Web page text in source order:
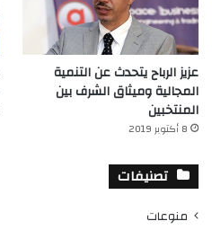
عزيز الرباح يتحدث عن التنمية
المجالية وميثاق الشرف بين
المنتخبين
8 أكتوبر 2019
تصنيفات
منوعات